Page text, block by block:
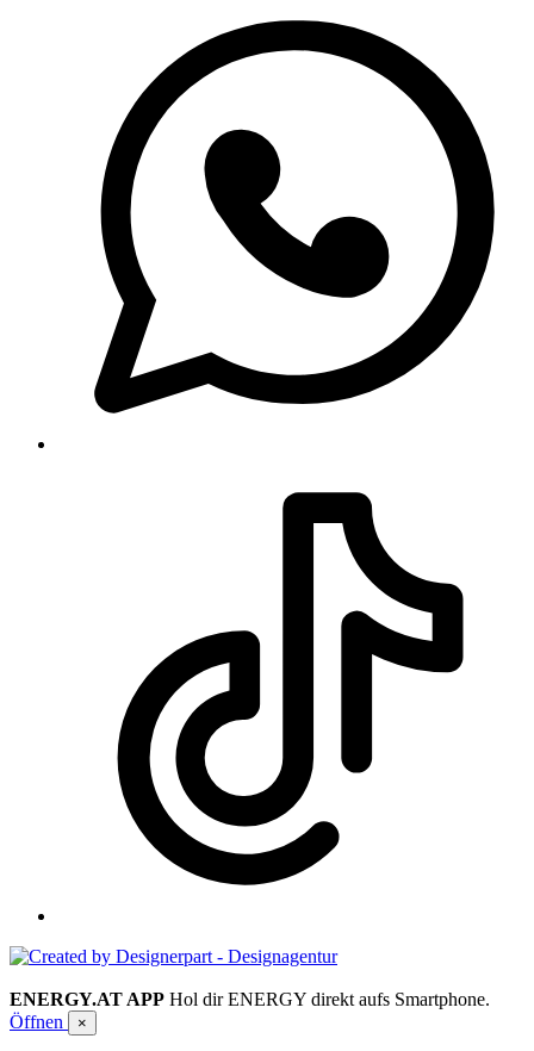
ENERGY.AT APP Hol dir ENERGY direkt aufs Smartphone.
Öffnen
×